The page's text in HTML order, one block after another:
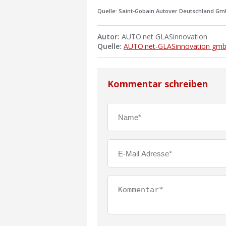
Quelle: Saint-Gobain Autover Deutschland
Autor: AUTO.net GLASinnovation
Quelle: AUTO.net-GLASinnovation
Kommentar schreiben